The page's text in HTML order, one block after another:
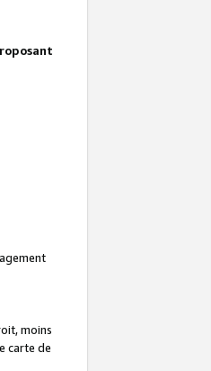
moins
carte de